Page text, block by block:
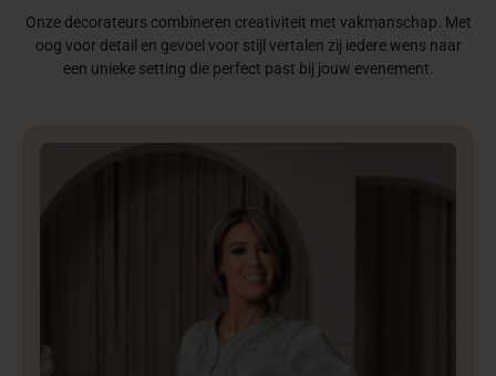
Onze decorateurs combineren creativiteit met vakmanschap. Met
oog voor detail en gevoel voor stijl vertalen zij iedere wens naar
een unieke setting die perfect past bij jouw evenement.